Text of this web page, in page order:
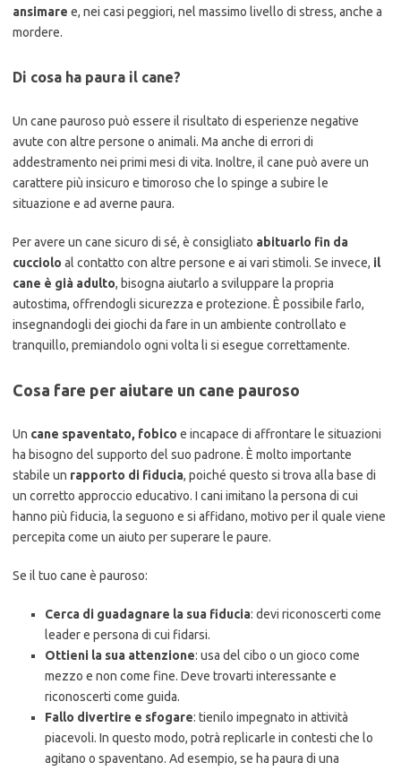
ansimare e, nei casi peggiori, nel massimo livello di stress, anche a
mordere.
Di cosa ha paura il cane?
Un cane pauroso può essere il risultato di esperienze negative
avute con altre persone o animali. Ma anche di errori di
addestramento nei primi mesi di vita. Inoltre, il cane può avere un
carattere più insicuro e timoroso che lo spinge a subire le
situazione e ad averne paura.
Per avere un cane sicuro di sé, è consigliato abituarlo fin da
cucciolo al contatto con altre persone e ai vari stimoli. Se invece, il
cane è già adulto, bisogna aiutarlo a sviluppare la propria
autostima, offrendogli sicurezza e protezione. È possibile farlo,
insegnandogli dei giochi da fare in un ambiente controllato e
tranquillo, premiandolo ogni volta li si esegue correttamente.
Cosa fare per aiutare un cane pauroso
Un cane spaventato, fobico e incapace di affrontare le situazioni
ha bisogno del supporto del suo padrone. È molto importante
stabile un rapporto di fiducia, poiché questo si trova alla base di
un corretto approccio educativo. I cani imitano la persona di cui
hanno più fiducia, la seguono e si affidano, motivo per il quale viene
percepita come un aiuto per superare le paure.
Se il tuo cane è pauroso:
Cerca di guadagnare la sua fiducia: devi riconoscerti come
leader e persona di cui fidarsi.
Ottieni la sua attenzione: usa del cibo o un gioco come
mezzo e non come fine. Deve trovarti interessante e
riconoscerti come guida.
Fallo divertire e sfogare: tienilo impegnato in attività
piacevoli. In questo modo, potrà replicarle in contesti che lo
agitano o spaventano. Ad esempio, se ha paura di una